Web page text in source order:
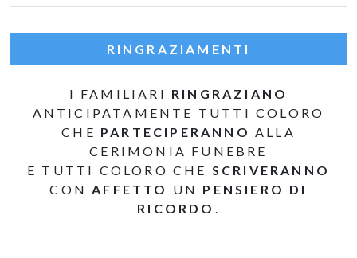
RINGRAZIAMENTI
I FAMILIARI RINGRAZIANO
ANTICIPATAMENTE TUTTI COLORO
CHE PARTECIPERANNO ALLA
CERIMONIA FUNEBRE
E TUTTI COLORO CHE SCRIVERANNO
CONAFFETTO UN PENSIERO DI
RICORDO .